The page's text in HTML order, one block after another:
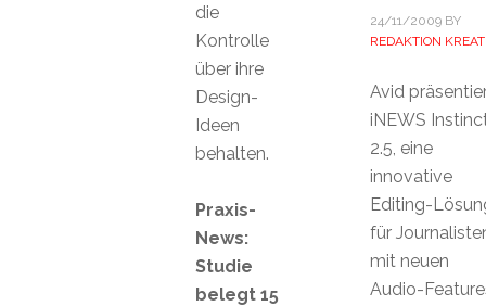
24/11/2009BY
REDAKTION
Avid
iNEWS
2.5, eine
innovative
Editing-
für
mit neuen
Audio-
die
Kontrolle
über ihre
Design-
Ideen
behalten.
Praxis-
News:
Studie
belegt 15